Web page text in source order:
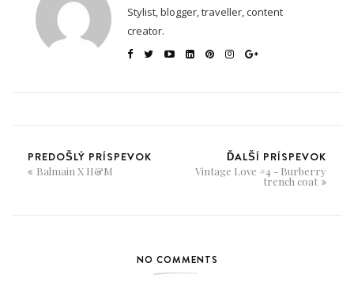
Stylist, blogger, traveller, content
creator.
PREDOŠLÝ PRÍSPEVOK
Balmain X H&M
ĎALŠÍ PRÍSPEVOK
Vintage Love #4 - Burberry
trench coat
NO COMMENTS